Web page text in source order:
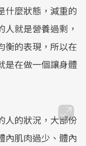
什麼狀態，減重的
就是營養過剩，
衡的表現，所以在
是在做一個讓身體
人的狀況，大部份
內肌肉過少、體內